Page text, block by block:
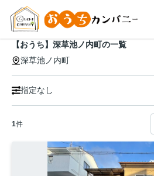
【おうち】深草池ノ内町の一覧
深草池ノ内町
指定なし
1件